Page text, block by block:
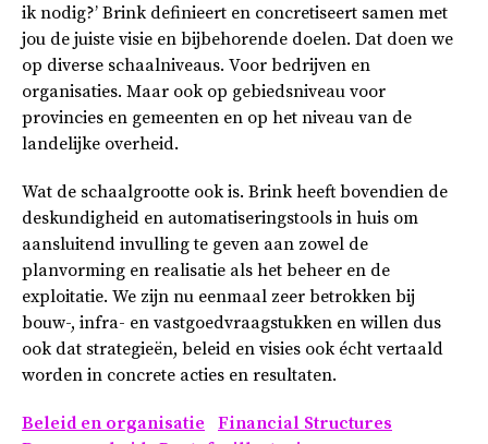
ik nodig?’ Brink definieert en concretiseert samen met
jou de juiste visie en bijbehorende doelen. Dat doen we
op diverse schaalniveaus. Voor bedrijven en
organisaties. Maar ook op gebiedsniveau voor
provincies en gemeenten en op het niveau van de
landelijke overheid.
Wat de schaalgrootte ook is. Brink heeft bovendien de
deskundigheid en automatiseringstools in huis om
aansluitend invulling te geven aan zowel de
planvorming en realisatie als het beheer en de
exploitatie. We zijn nu eenmaal zeer betrokken bij
bouw-, infra- en vastgoedvraagstukken en willen dus
ook dat strategieën, beleid en visies ook écht vertaald
worden in concrete acties en resultaten.
Beleid en organisatie
Financial Structures